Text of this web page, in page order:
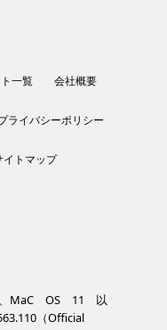
一覧 会社概要
ライバシーポリシー
イトマップ
MaC OS 11 以
（Official